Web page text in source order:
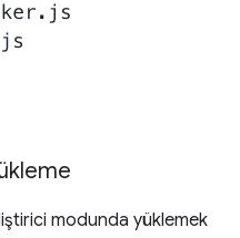
modunda yüklemek